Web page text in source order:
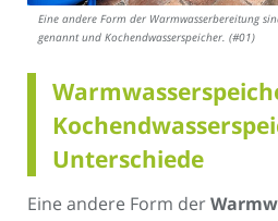
Eine andere Form der Warmwasserbereitung
genannt und Kochendwasserspeicher. (#01)
Unterschiede
Eine andere Form der